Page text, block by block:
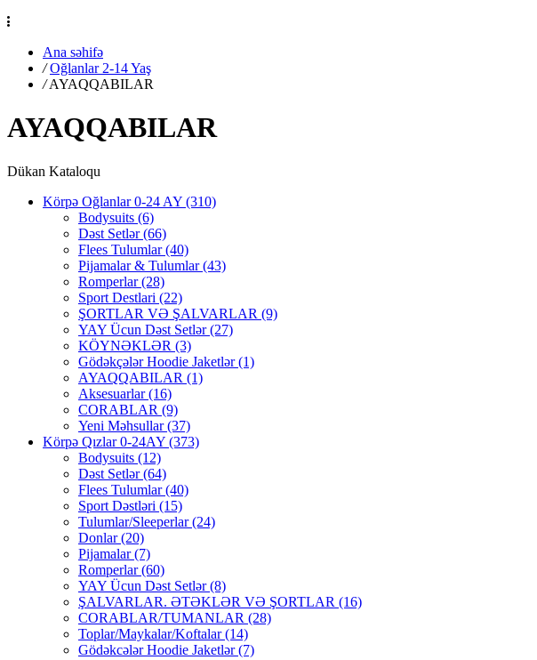
Ana səhifə
/ Oğlanlar 2-14 Yaş
/ AYAQQABILAR
AYAQQABILAR
Dükan Kataloqu
Körpə Oğlanlar 0-24 AY (310)
Bodysuits (6)
Dəst Setlər(66)
Flees Tulumlar(40)
Pijamalar & Tulumlar(43)
Romperlar(28)
Sport Destlari (22)
ŞORTLAR VƏ ŞALVARLAR (9)
YAY Ücun Dəst Setlər(27)
KÖYNƏKLƏR (3)
Gödəkçələr Hoodie Jaketlər(1)
AYAQQABILAR (1)
Aksesuarlar(16)
CORABLAR (9)
Yeni Məhsullar(37)
Körpə Qızlar 0-24AY (373)
Bodysuits (12)
Dəst Setlər(64)
Flees Tulumlar(40)
Sport Dəstləri (15)
Tulumlar/Sleeperlar(24)
Donlar(20)
Pijamalar(7)
Romperlar(60)
YAY Ücun Dəst Setlər(8)
ŞALVARLAR. ƏTƏKLƏR VƏ ŞORTLAR (16)
CORABLAR/TUMANLAR (28)
Toplar/Maykalar/Koftalar(14)
Gödəkcələr Hoodie Jaketlər(7)